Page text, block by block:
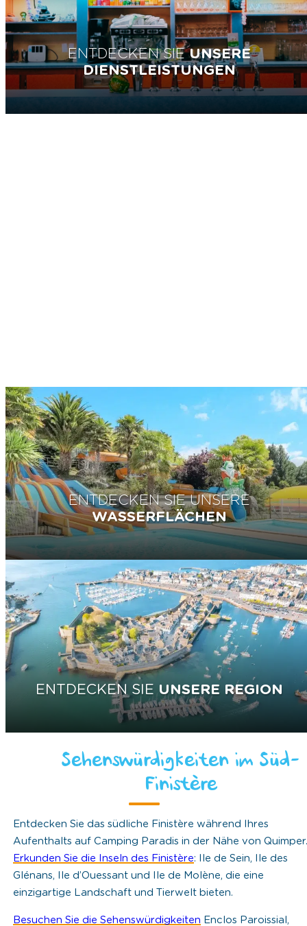
ENTDECKEN SIEUNSERE
DIENSTLEISTUNGEN
ENTDECKEN SIE UNSERE
WASSERFLÄCHEN
ENTDECKEN SIE UNSERE REGION
Sehenswürdigkeiten im Süd-
Finistère
Entdecken Sie das südliche Finistère während Ihres
Aufenthalts auf Camping Paradis in der Nähe von
Erkunden Sie die Inseln des Finistère: Ile de Sein, Ile des
Glénans, Ile d’Ouessant und Ile de Molène, die eine
einzigartige Landschaft und Tierwelt bieten.
Besuchen Sie die Sehenswürdigkeiten Enclos Paroissial,